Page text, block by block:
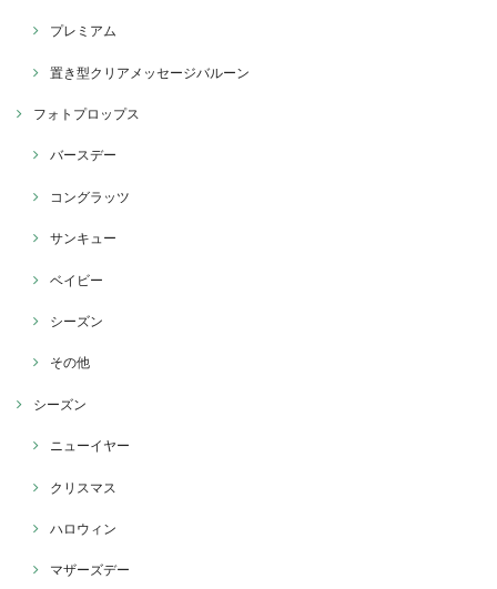
プレミアム
置き型クリアメッセージバルーン
フォトプロップス
バースデー
コングラッツ
サンキュー
ベイビー
シーズン
その他
シーズン
ニューイヤー
クリスマス
ハロウィン
マザーズデー